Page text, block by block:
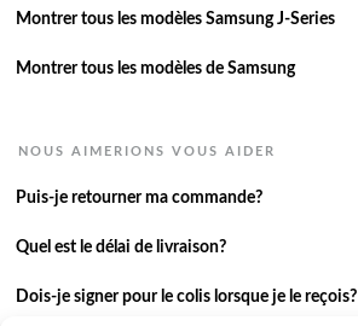
Montrer tous les modèles Samsung J-Series
Montrer tous les modèles de Samsung
NOUS AIMERIONS VOUS AIDER
Puis-je retourner ma commande?
Quel est le délai de livraison?
Dois-je signer pour le colis lorsque je le reçois?